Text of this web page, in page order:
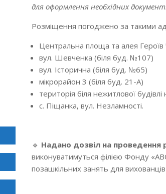
для оформлення необхідних
Розміщення погоджено за такими
Центральна площа та алея Героїв
вул. Шевченка (біля буд. №107)
вул. Історична (біля буд. №65)
мікрорайон 3 (біля буд. 21-А)
територія біля нежитлової
с. Піщанка, вул. Незламності.
🔹 Надано дозвіл на проведення
виконуватимуться філією Фонду
позашкільних занять для